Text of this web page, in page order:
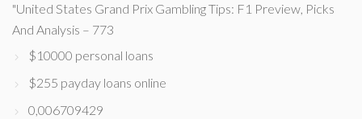
"United States Grand Prix Gambling Tips: F1 Preview, Picks
And Analysis – 773
$10000 personal loans
$255 payday loans online
0,006709429